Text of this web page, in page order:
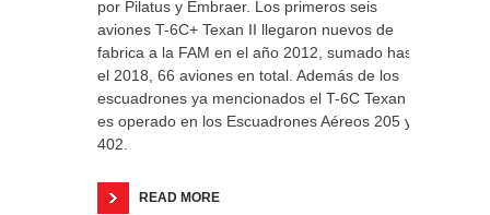
por Pilatus y Embraer. Los primeros seis
aviones T-6C+ Texan II llegaron nuevos de
fabrica a la FAM en el año 2012, sumado hasta
el 2018, 66 aviones en total. Además de los
escuadrones ya mencionados el T-6C Texan II
es operado en los Escuadrones Aéreos 205 y
402.
READ MORE